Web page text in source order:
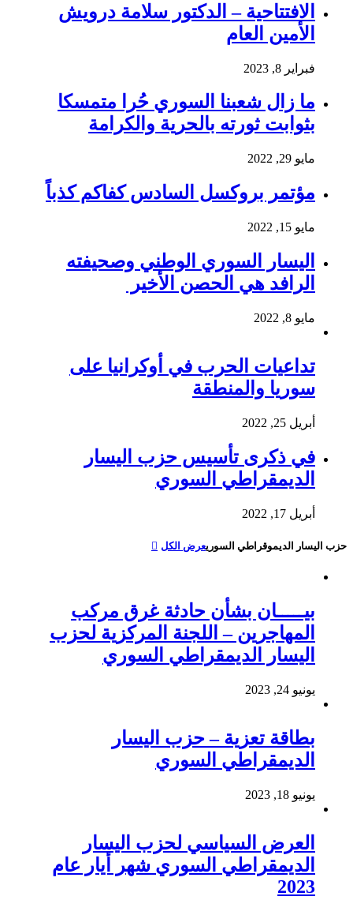
الافتتاحية – الدكتور سلامة درويش
الأمين العام
فبراير 8, 2023
ما زال شعبنا السوري حُرا متمسكا
بثوابت ثورته بالحرية والكرامة
مايو 29, 2022
مؤتمر بروكسل السادس كفاكم كذباً
مايو 15, 2022
اليسار السوري الوطني وصحيفته
الرافد هي الحصن الأخير
مايو 8, 2022
تداعيات الحرب في أوكرانيا على
سوريا والمنطقة
أبريل 25, 2022
في ذكرى تأسيس حزب اليسار
الديمقراطي السوري
أبريل 17, 2022
حزب اليسار الديموقراطي السوريعرض الكل
بيـــــان بشأن حادثة غرق مركب
المهاجرين – اللجنة المركزية لحزب
اليسار الديمقراطي السوري
يونيو 24, 2023
بطاقة تعزية – حزب اليسار
الديمقراطي السوري
يونيو 18, 2023
العرض السياسي لحزب اليسار
الديمقراطي السوري شهر أيار عام
2023